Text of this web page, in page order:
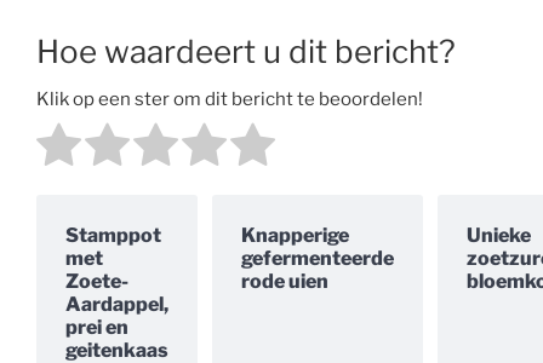
Hoe waardeert u dit bericht?
Klik op een ster om dit bericht te beoordelen!
Stamppot
met
Zoete-
Aardappel,
prei en
geitenkaas
Knapperige
gefermenteerde
rode uien
Unieke